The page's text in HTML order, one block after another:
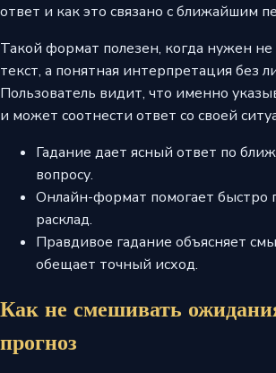
ответ и как это связано с ближайшим
Такой формат полезен, когда нужен
текст, а понятная интерпретация без
Пользователь видит, что именно
и может соотнести ответ со своей
Гадание дает ясный ответ по
вопросу.
Онлайн-формат помогает быстро
расклад.
Правдивое гадание объясняет
обещает точный исход.
Как не смешивать
прогноз